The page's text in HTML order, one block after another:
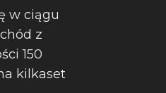
w ciągu
z
150
kilkaset